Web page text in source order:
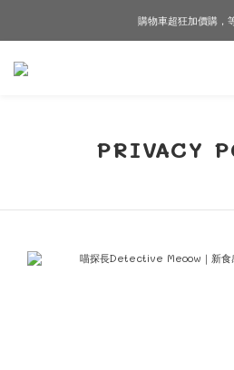
🎉加入會員即可享有驚
購物車超狂加價購，
🎉加入會員即可享有驚
PRIVACY